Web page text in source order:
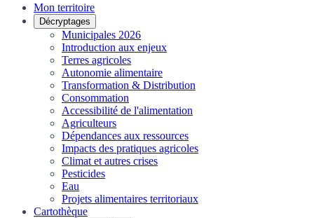
Mon territoire
Décryptages
Municipales 2026
Introduction aux enjeux
Terres agricoles
Autonomie alimentaire
Transformation & Distribution
Consommation
Accessibilité de l'alimentation
Agriculteurs
Dépendances aux ressources
Impacts des pratiques agricoles
Climat et autres crises
Pesticides
Eau
Projets alimentaires territoriaux
Cartothèque